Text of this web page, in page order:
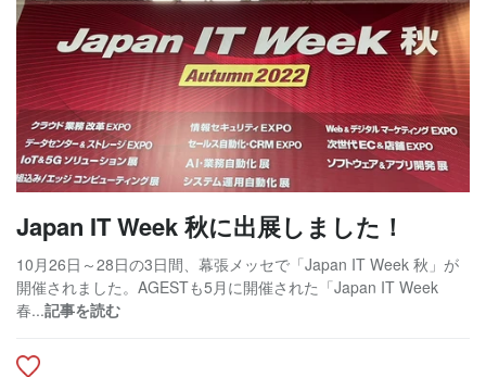
Japan IT Week 秋に出展しました！
10月26日～28日の3日間、幕張メッセで「Japan IT Week 秋」が
開催されました。AGESTも5月に開催された「Japan IT Week
春...記事を読む